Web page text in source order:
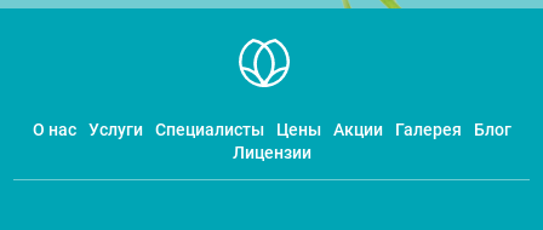
О нас Услуги Специалисты Цены Акции Галерея
Блог
Лицензии